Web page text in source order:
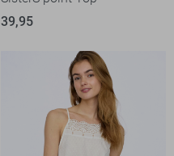
39,95